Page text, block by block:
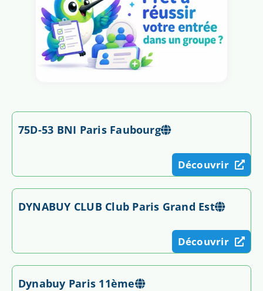
75D-53 BNI Paris Faubourg
Découvrir
DYNABUY CLUB Club Paris Grand Est
Découvrir
Dynabuy Paris 11ème